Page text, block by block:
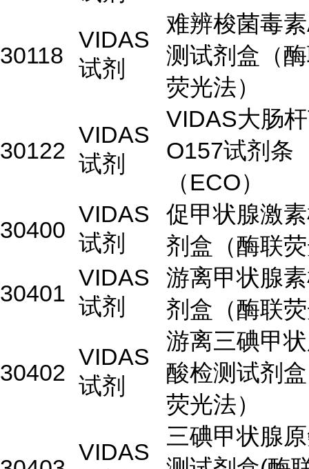
30118
VIDAS
试剂
难辨梭菌毒
测试剂盒（
荧光法）
30122
VIDAS
试剂
VIDAS大肠
O157试剂条
（ECO）
30400
VIDAS
试剂
促甲状腺激
剂盒（酶联
30401
VIDAS
试剂
游离甲状腺
剂盒（酶联
30402
VIDAS
试剂
游离三碘甲
酸检测试剂
荧光法）
VIDAS
三碘甲状腺